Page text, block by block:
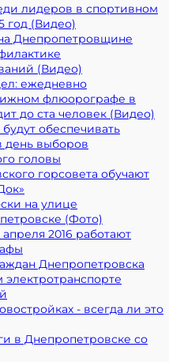
лидеров в спортивном
год (Видео)
Днепропетровщине
(Видео)
ежедневно
флюорографе в
до ста человек (Видео)
обеспечивать
день выборов
головы
горсовета обучают
на улице
(Фото)
2016 работают
Днепропетровска
электротранспорте
- всегда ли это
в Днепропетровске со